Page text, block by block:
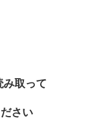
み取って
さい